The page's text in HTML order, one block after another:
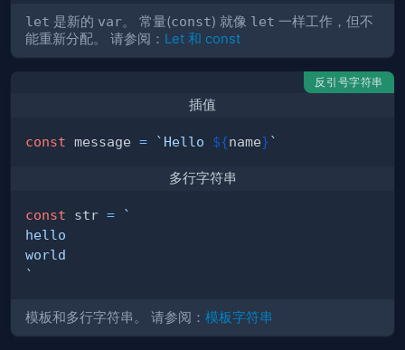
let 是新的 var。 常量(const) 就像 let 一样工作，但不
能重新分配。 请参阅： Let 和 const
反引号字符串
插值
const message = ` Hello ${name}`
多行字符串
const str =
`
`
模板和多行字符串。 请参阅： 模板字符串